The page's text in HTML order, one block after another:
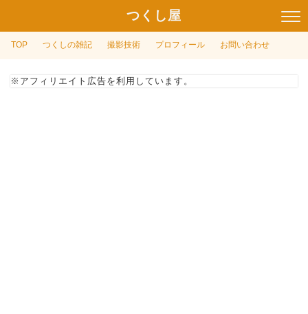
つくし屋
TOP つくしの雑記 撮影技術 プロフィール お問い合わせ
※アフィリエイト広告を利用しています。